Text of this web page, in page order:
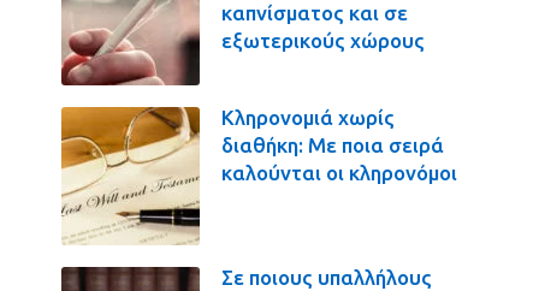
καπνίσματος και σε
εξωτερικούς χώρους
Κληρονομιά χωρίς
διαθήκη: Με ποια σειρά
καλούνται οι κληρονόμοι
Σε ποιους υπαλλήλους